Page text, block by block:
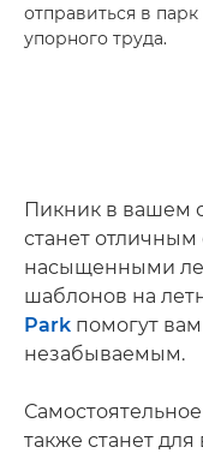
отправиться в
упорного труда.
Пикник в вашем
станет отличным
насыщенными
шаблонов на
Park помогут
незабываемым.
также станет